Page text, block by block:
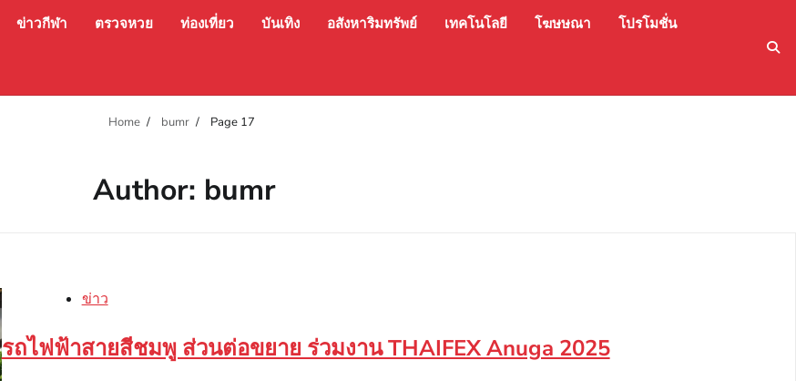
ข่าวกีฬา ตรวจหวย ท่องเที่ยว บันเทิง อสังหาริมทรัพย์ เทคโนโลยี โฆษษณา โปรโมชั่น
Home bumr Page 17
Author: bumr
ข่าว
รถไฟฟ้าสายสีชมพู ส่วนต่อขยาย ร่วมงาน THAIFEX Anuga 2025